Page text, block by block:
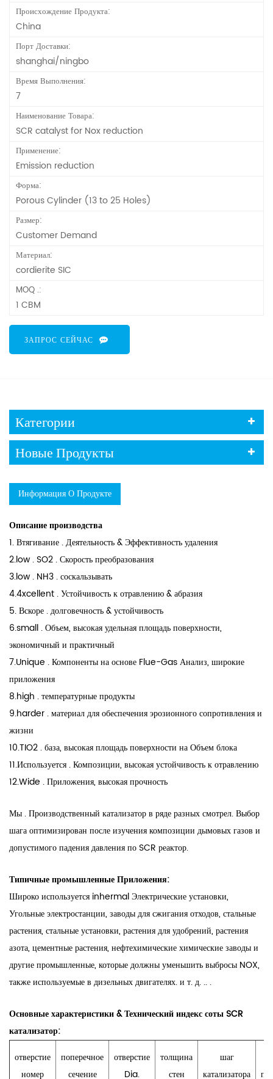
Происхождение Продукта:
China
Порт Доставки:
shanghai/ningbo
Время Выполнения:
7
Наименование Товара:
SCR catalyst for Nox reduction
Применение:
Emission reduction
Форма:
Porous Cylinder (13 to 25 Holes)
Размер:
Customer Demand
Материал:
cordierite SIC
MOQ .:
1 CBM
ЗАПРОС СЕЙЧАС
Категории
Новые Продукты
Информация О Продукте
Описание производства
1. Втягивание . Деятельность & Эффективность удаления
2.low . SO2 . Скорость преобразования
3.low . NH3 . соскальзывать
4.4xcellent . Устойчивость к отравлению & абразия
5. Вскоре . долговечность & устойчивость
6.small . Объем, высокая удельная площадь поверхности,
экономичный и практичный
7.Unique . Компоненты на основе Flue-Gas Анализ, широкие
приложения
8.high . температурные продукты
9.harder . материал для обеспечения эрозионного сопротивления и
жизни
10.TIO2 . база, высокая площадь поверхности на Объем блока
11.Используется . Композиции, высокая устойчивость к отравлению
12.Wide . Приложения, высокая прочность
Мы . Производственный катализатор в ряде разных смотрел. Выбор
шага оптимизирован после изучения композиции дымовых газов и
допустимого падения давления по SCR реактор.
Типичные промышленные Приложения:
Широко используется inhermal Электрические установки,
Угольные электростанции, заводы для сжигания отходов, стальные
растения, стальные установки, растения для удобрений, растения
азота, цементные растения, нефтехимические химические заводы и
другие промышленные, которые должны уменьшить выбросы NOX,
также используемые в дизельных двигателях. и т. д. .. .
Основные характеристики & Технический индекс соты SCR
катализатор:
отверстие
номер
поперечное
сечение
отверстие
Dia.
толщина
стен
шаг
катализатора